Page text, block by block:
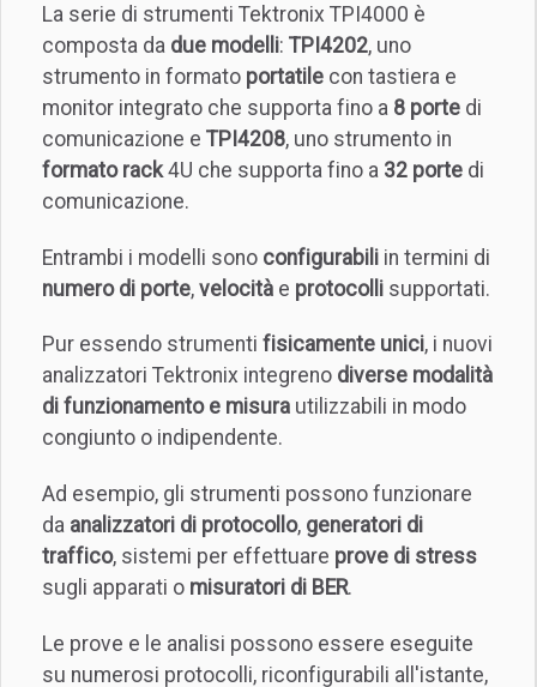
La serie di strumenti Tektronix TPI4000 è
composta da due modelli: TPI4202, uno
strumento in formato portatile con tastiera e
monitor integrato che supporta fino a 8 porte di
comunicazione e TPI4208, uno strumento in
formato rack 4U che supporta fino a 32 porte di
comunicazione.
Entrambi i modelli sono configurabili in termini di
numero di porte, velocità e protocolli supportati.
Pur essendo strumenti fisicamente unici, i nuovi
analizzatori Tektronix integreno diverse modalità
di funzionamento e misura utilizzabili in modo
congiunto o indipendente.
Ad esempio, gli strumenti possono funzionare
da analizzatori di protocollo, generatori di
traffico, sistemi per effettuare prove di stress
sugli apparati o misuratori di BER.
Le prove e le analisi possono essere eseguite
su numerosi protocolli, riconfigurabili all'istante,